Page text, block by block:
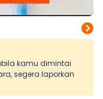
kamu dimintai
segera laporkan